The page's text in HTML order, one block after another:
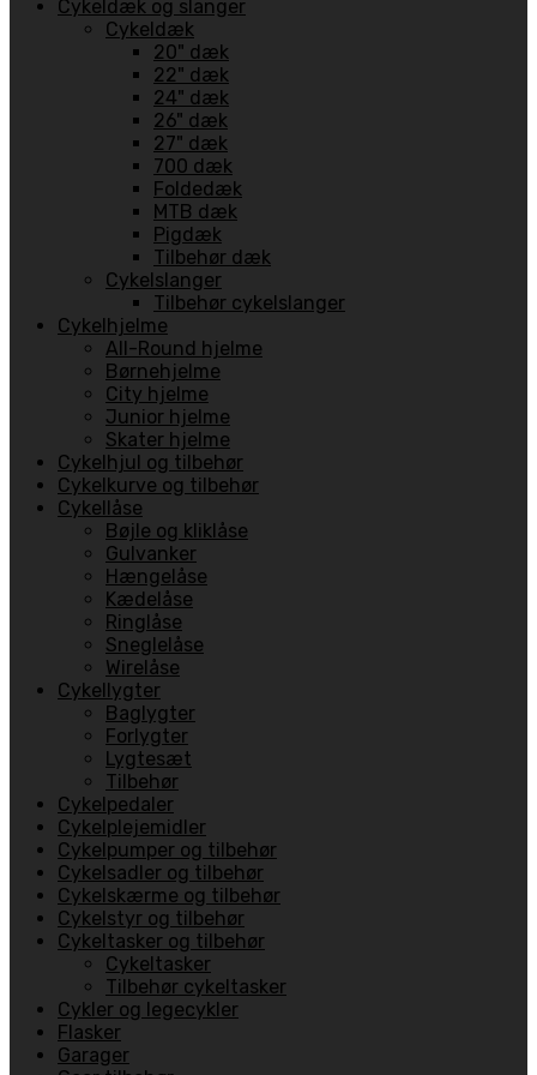
Cykeldæk og slanger
Cykeldæk
20" dæk
22" dæk
24" dæk
26" dæk
27" dæk
700 dæk
Foldedæk
MTB dæk
Pigdæk
Tilbehør dæk
Cykelslanger
Tilbehør cykelslanger
Cykelhjelme
All-Round hjelme
Børnehjelme
City hjelme
Junior hjelme
Skater hjelme
Cykelhjul og tilbehør
Cykelkurve og tilbehør
Cykellåse
Bøjle og kliklåse
Gulvanker
Hængelåse
Kædelåse
Ringlåse
Sneglelåse
Wirelåse
Cykellygter
Baglygter
Forlygter
Lygtesæt
Tilbehør
Cykelpedaler
Cykelplejemidler
Cykelpumper og tilbehør
Cykelsadler og tilbehør
Cykelskærme og tilbehør
Cykelstyr og tilbehør
Cykeltasker og tilbehør
Cykeltasker
Tilbehør cykeltasker
Cykler og legecykler
Flasker
Garager